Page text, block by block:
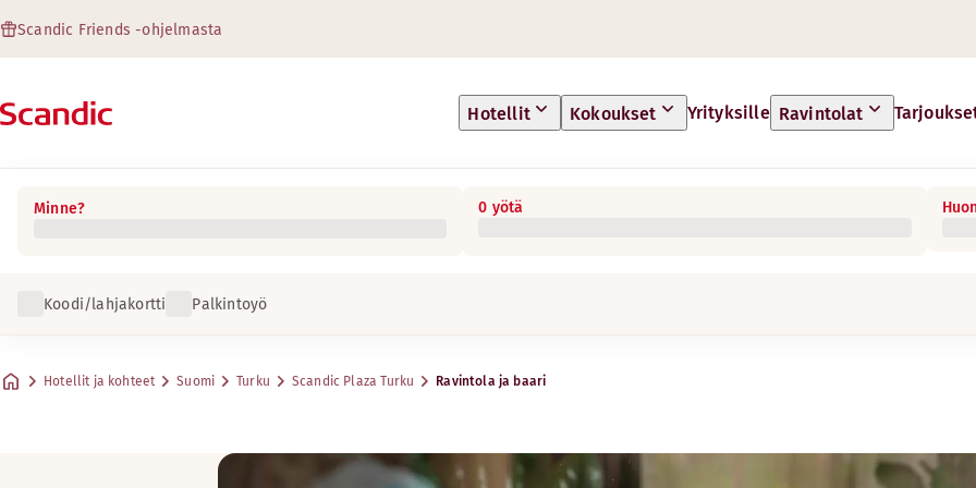
Scandic Friends -ohjelmasta
Hotellit Kokoukset Yrityksille Ravintolat
Minne? 0 yötä
Koodi/lahjakortti Palkintoyö
Hotellit ja kohteet Suomi Turku Scandic Plaza Turku Ravintola ja baari